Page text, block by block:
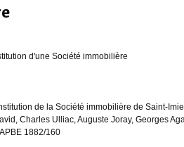
d'une Société immobilière
de la Société immobilière de Saint-
Charles Ulliac, Auguste Joray, Georges
1882/160